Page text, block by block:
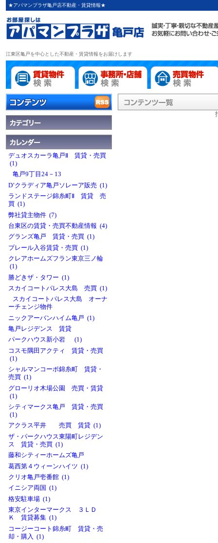
★アパマンプラザ亀戸店不動産・賃貸情報★
江東区亀戸を中心とした不動産・賃貸情報をお届けします
デュオスカーラ亀戸Ⅱ 賃貸・売買
(1)
亀戸9丁目24－13
D’クラディア亀戸ソレーア販売 (1)
ランドステージ錦糸町Ⅱ 賃貸 売
買 (1)
弊社貸主物件 (7)
台東区の賃貸・売買不動産情報 (4)
グランズ亀戸 賃貸・売買 (1)
プレール入谷賃貸・売買 (1)
クレアホームズフラン東京三ノ輪
(1)
勝どきザ・タワー (1)
スカイコートパレス大島 売買 (1)
スカイコートパレス大島 オーナ
ーチェンジ物件
ニックアーバンハイム亀戸 (1)
亀戸レジデンス 賃貸
パークハウス新小岩 (1)
コスモ隅田アクティ 賃貸・売買
(1)
シャルマンコーポ錦糸町 賃貸・
売買 (1)
グローリオ木場公園 売買・賃貸
(1)
シティマークス亀戸 賃貸・売買
(1)
アクラス平井 売買 賃貸 (1)
ザ・パークハウス東陽町レジデン
ス 賃貸・売買 (1)
藤和シティーホームズ亀戸
葛西第４ウィーンハイツ (1)
クリオ亀戸壱番館 (1)
イニシア両国 (1)
格安駐車場 (1)
東京インターマークス ３ＬＤ
Ｋ 賃貸募集 (1)
コージーコート錦糸町 賃貸・売
却・購入 (1)